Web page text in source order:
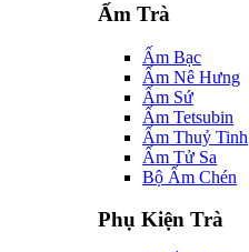
Ấm Trà
Ấm Bạc
Ấm Nê Hưng
Ấm Sứ
Ấm Tetsubin
Ấm Thuỷ Tinh
Ấm Tử Sa
Bộ Ấm Chén
Phụ Kiện Trà